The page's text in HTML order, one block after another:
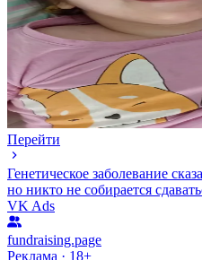
Перейти
Генетическое заболевание
но никто не собирается
VK Ads
fundraising.page
Реклама · 18+